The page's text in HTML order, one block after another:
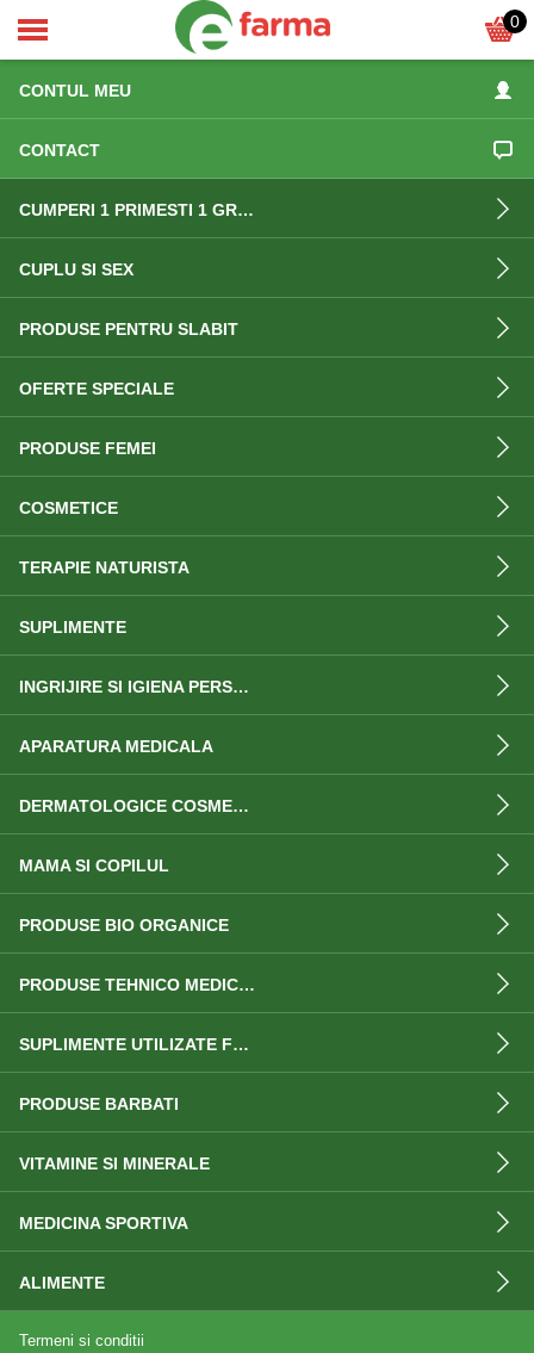
ACASA
CONTUL MEU
CONTACT
CUMPERI 1 PRIMESTI 1 GRATIS
CUPLU SI SEX
PRODUSE PENTRU SLABIT
OFERTE SPECIALE
PRODUSE FEMEI
COSMETICE
TERAPIE NATURISTA
SUPLIMENTE
INGRIJIRE SI IGIENA PERSONALA
APARATURA MEDICALA
DERMATOLOGICE COSMETICE
MAMA SI COPILUL
PRODUSE BIO ORGANICE
PRODUSE TEHNICO MEDICALE
SUPLIMENTE UTILIZATE FRECVENT
PRODUSE BARBATI
VITAMINE SI MINERALE
MEDICINA SPORTIVA
ALIMENTE
Termeni si conditii
0